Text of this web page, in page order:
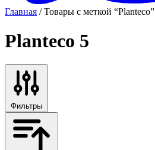
Главная / Товары с меткой “Planteco”
Planteco 5
Фильтры